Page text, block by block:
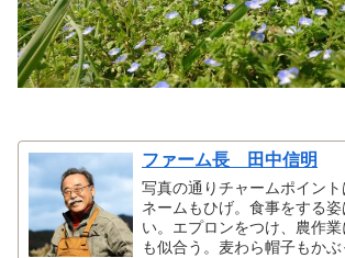
​ファーム長 田中信明
写真の通りチャームポイン
ネームもひげ。食事をする
い。エプロンをつけ、農作
も似合う。麦わら帽子もかぶ